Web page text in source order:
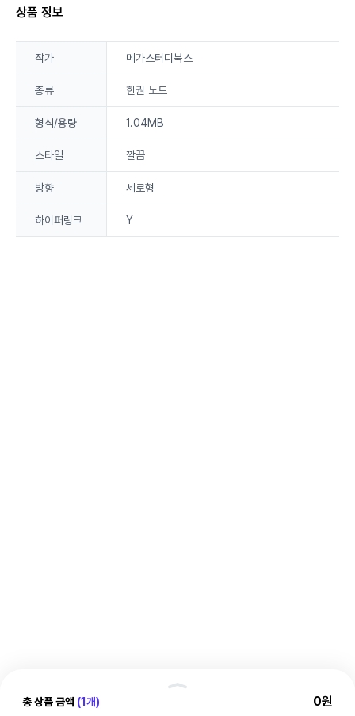
상품 정보
작가 메가스터디북스
종류 한권 노트
형식/용량 1.04MB
스타일 깔끔
방향 세로형
하이퍼링크 Y
핸
결제정보
총 상품 금액 (1개) 0원